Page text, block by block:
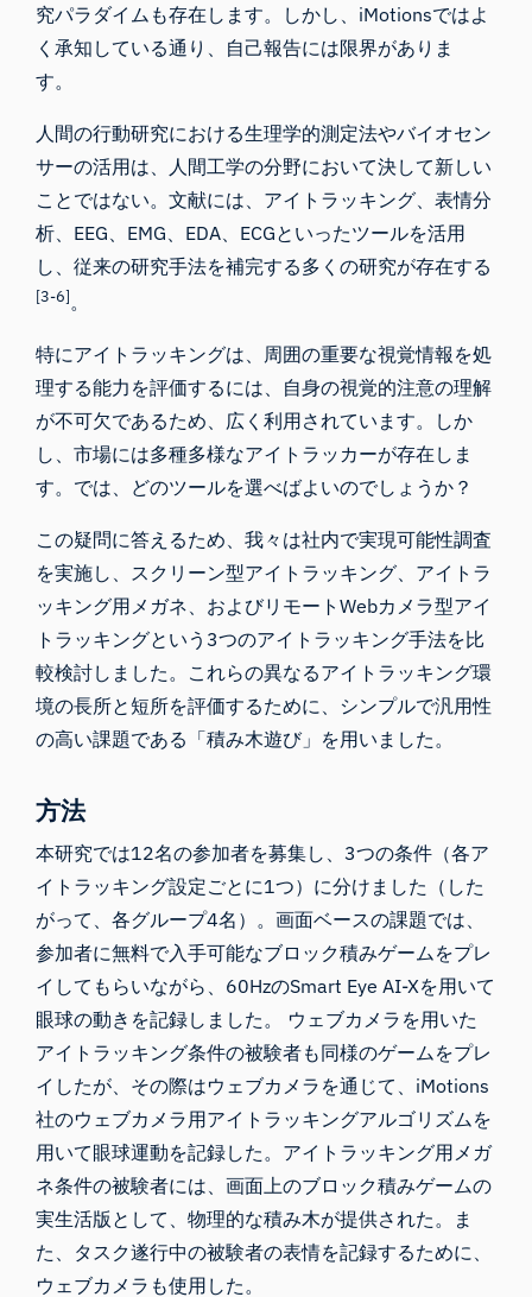
究パラダイムも存在します。しかし、iMotionsではよ
く承知している通り、自己報告には限界がありま
す。
人間の行動研究における生理学的測定法やバイオセン
サーの活用は、人間工学の分野において決して新しい
ことではない。文献には、 アイトラッキング、表情分
析、 EEG、 EMG、 EDA、 ECGといったツールを活用
し、従来の研究手法を補完する多くの研究が存在する
[3-6]。
特にアイトラッキングは、周囲の重要な視覚情報を処
理する能力を評価するには、自身の視覚的注意の理解
が不可欠であるため、広く利用されています。しか
し、市場には多種多様なアイトラッカーが存在しま
す。では、どのツールを選べばよいのでしょうか？
この疑問に答えるため、我々は社内で実現可能性調査
を実施し、スクリーン型アイトラッキング、アイトラ
ッキング用メガネ、およびリモートWebカメラ型アイ
トラッキングという3つのアイトラッキング手法を比
較検討しました。これらの異なるアイトラッキング環
境の長所と短所を評価するために、シンプルで汎用性
の高い課題である「積み木遊び」を用いました。
方法
本研究では12名の参加者を募集し、3つの条件（各ア
イトラッキング設定ごとに1つ）に分けました（した
がって、各グループ4名）。画面ベースの課題では、
参加者に無料で入手可能なブロック積みゲーム をプレ
イしてもらいながら、60HzのSmart Eye AI-Xを用いて
眼球の動きを記録しました。 ウェブカメラを用いた
アイトラッキング条件の被験者も同様のゲームをプレ
イしたが、その際はウェブカメラを通じて、iMotions
社のウェブカメラ用アイトラッキングアルゴリズムを
用いて眼球運動を記録した。アイトラッキング用メガ
ネ条件の被験者には、画面上のブロック積みゲームの
実生活版として、物理的な積み木が提供された。ま
た、タスク遂行中の被験者の表情を記録するために、
ウェブカメラも使用した。